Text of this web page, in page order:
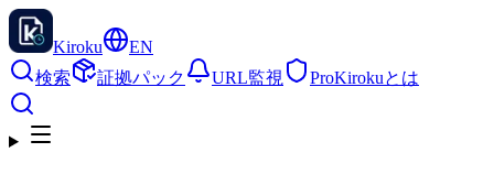
Kiroku
EN
検索
証拠パック URL監視 ProKirokuとは